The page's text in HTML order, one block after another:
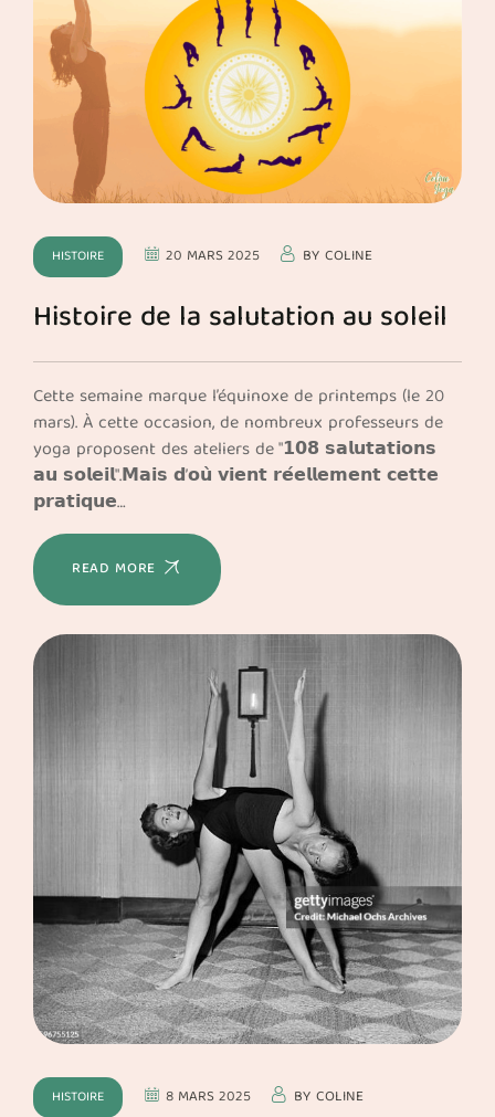
HISTOIRE 20 MARS 2025 BY COLINE
Histoire de la salutation au soleil
Cette semaine marque l’équinoxe de printemps (le 20
mars). À cette occasion, de nombreux professeurs de
yoga proposent des ateliers de "𝟭𝟬𝟴 𝘀𝗮𝗹𝘂𝘁𝗮𝘁𝗶𝗼𝗻𝘀
𝗮𝘂 𝘀𝗼𝗹𝗲𝗶𝗹".𝗠𝗮𝗶𝘀 𝗱’𝗼𝘂̀ 𝘃𝗶𝗲𝗻𝘁 𝗿𝗲́𝗲𝗹𝗹𝗲𝗺𝗲𝗻𝘁 𝗰𝗲𝘁𝘁𝗲
𝗽𝗿𝗮𝘁𝗶𝗾𝘂𝗲…
READ MORE
HISTOIRE 8 MARS 2025 BY COLINE